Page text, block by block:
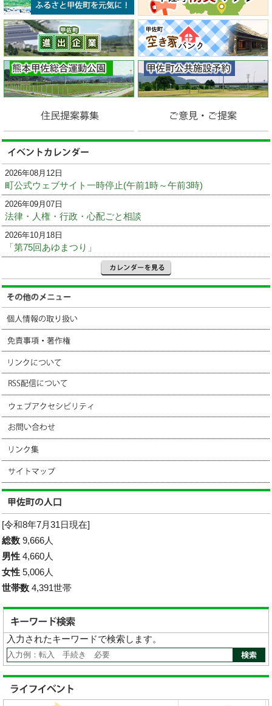
2026年08月12日
町公式ウェブサイト一時停止(午前1時～午前3時)
2026年09月07日
法律・人権・行政・心配ごと相談
2026年10月18日
「第75回あゆまつり」
[令和8年7月31日現在]
総数 9,666人
男性 4,660人
女性 5,006人
世帯数 4,391世帯
入力されたキーワードで検索します。